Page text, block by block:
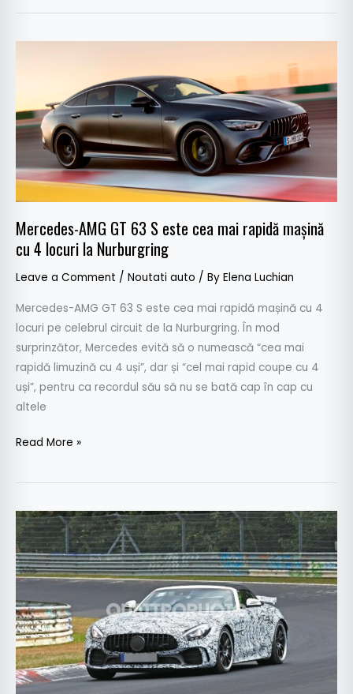
Mercedes-AMG GT 63 S este cea mai rapidă mașină
cu 4 locuri la Nurburgring
Leave a Comment / Noutati auto / By Elena Luchian
Mercedes-AMG GT 63 S este cea mai rapidă mașină cu 4
locuri pe celebrul circuit de la Nurburgring. În mod
surprinzător, Mercedes evită să o numească “cea mai
rapidă limuzină cu 4 uși”, dar și “cel mai rapid coupe cu 4
uși”, pentru ca recordul său să nu se bată cap în cap cu
altele
63
S
cea
mai
mașină
cu
la
Nurburgring
Read More »
Mercedes-
AMG
GT
R
Roadster
–
Nemții
taie
acoperișul